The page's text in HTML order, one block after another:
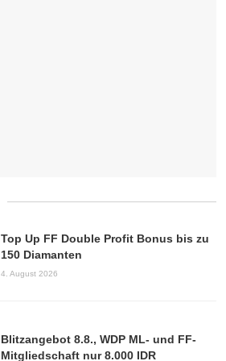
Top Up FF Double Profit Bonus bis zu
150 Diamanten
4. August 2026
Blitzangebot 8.8., WDP ML- und FF-
Mitgliedschaft nur 8.000 IDR